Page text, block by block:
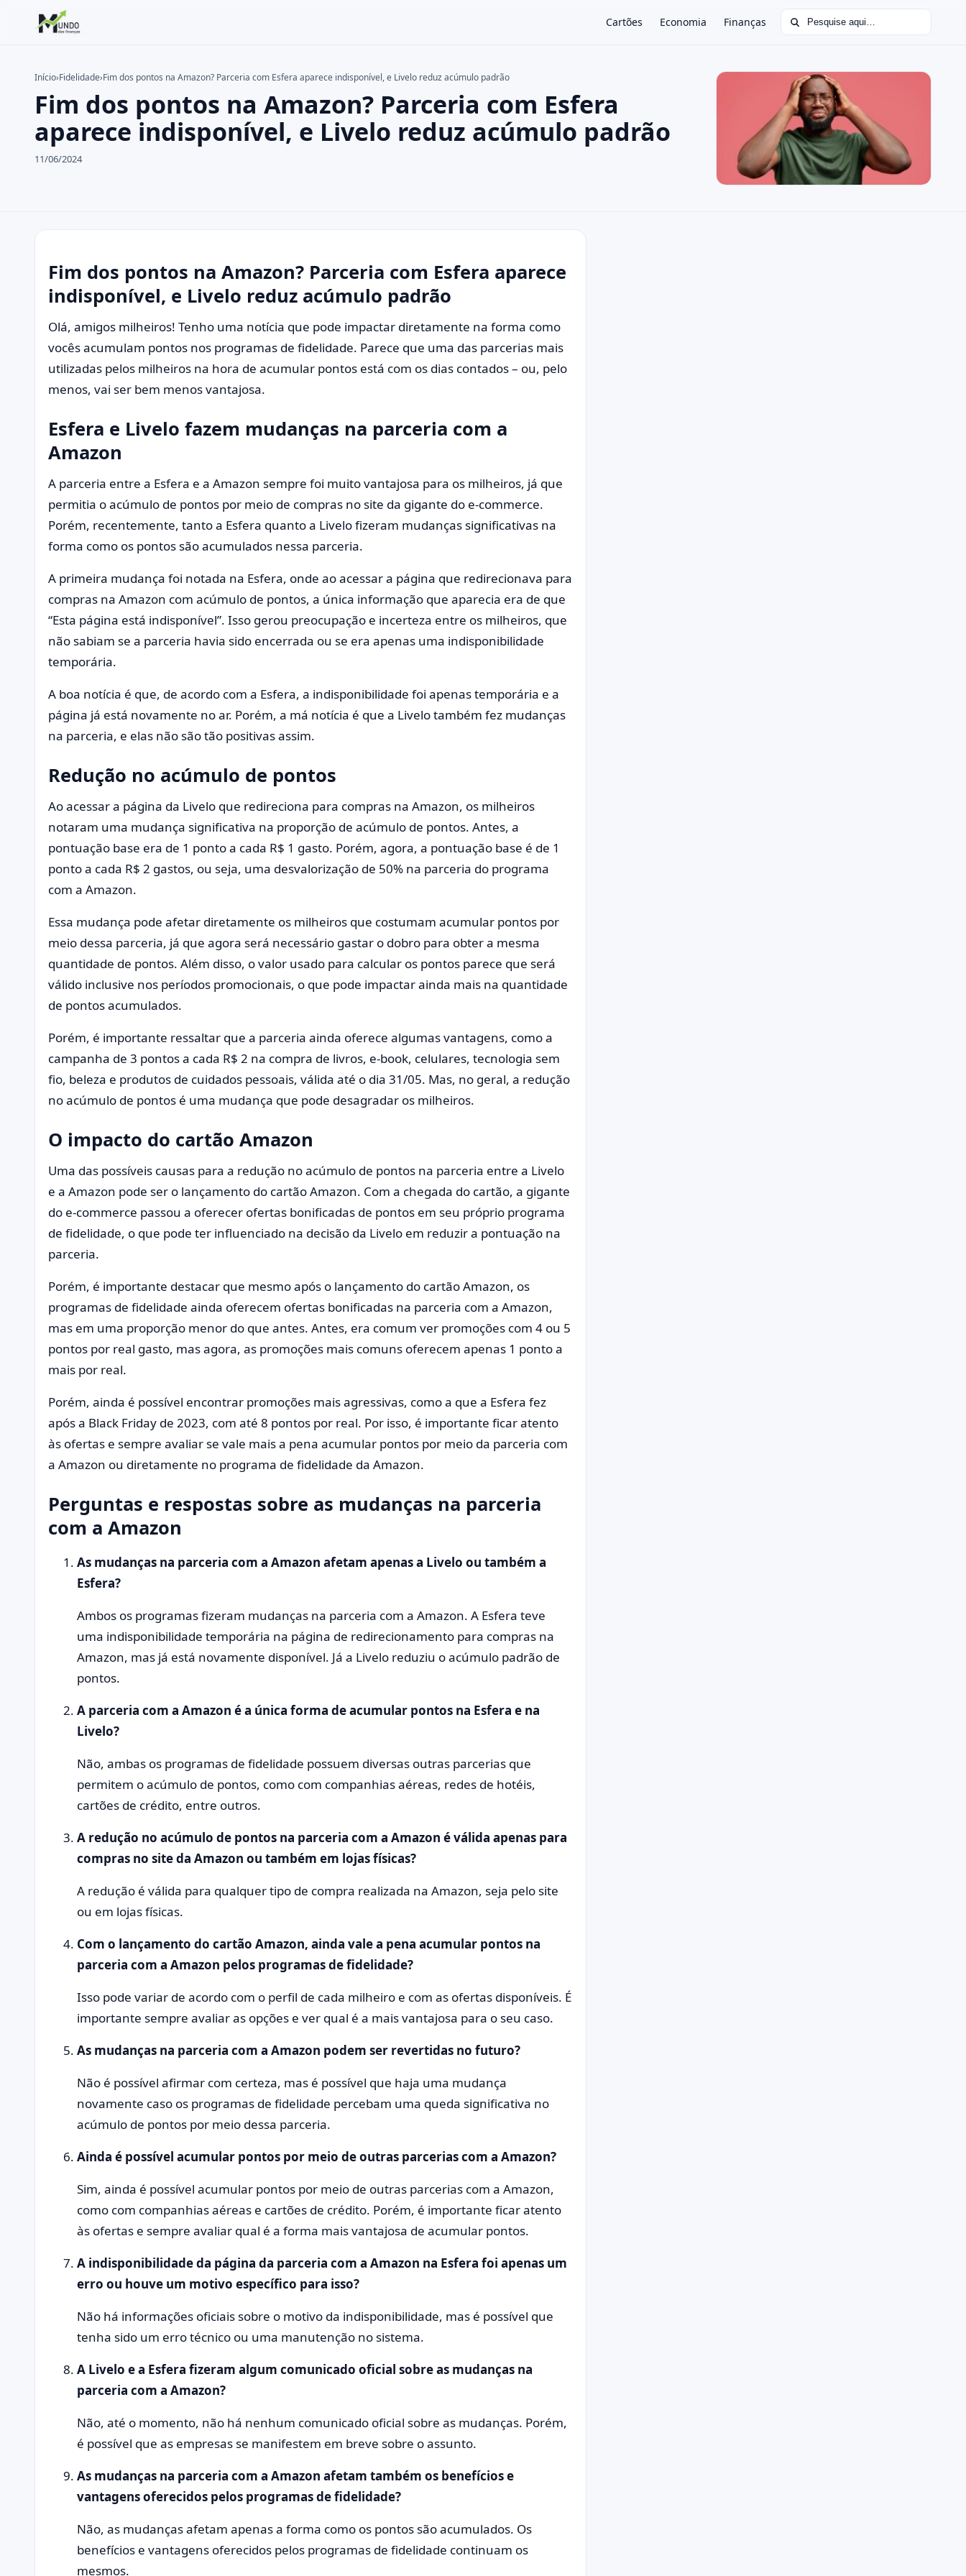
Cartões Economia Finanças Buscar por:
Buscar no site ×
Pressione Enter para buscar ou ESC para fechar.
Início›Fidelidade›Fim dos pontos na Amazon? Parceria com Esfera aparece indisponível, e Livelo reduz acúmulo padrão
Fim dos pontos na Amazon? Parceria com Esfera
aparece indisponível, e Livelo reduz acúmulo padrão
11/06/2024
Fim dos pontos na Amazon? Parceria com Esfera aparece
indisponível, e Livelo reduz acúmulo padrão
Olá, amigos milheiros! Tenho uma notícia que pode impactar diretamente na forma como
vocês acumulam pontos nos programas de fidelidade. Parece que uma das parcerias mais
utilizadas pelos milheiros na hora de acumular pontos está com os dias contados – ou, pelo
menos, vai ser bem menos vantajosa.
Esfera e Livelo fazem mudanças na parceria com a
Amazon
A parceria entre a Esfera e a Amazon sempre foi muito vantajosa para os milheiros, já que
permitia o acúmulo de pontos por meio de compras no site da gigante do e-commerce.
Porém, recentemente, tanto a Esfera quanto a Livelo fizeram mudanças significativas na
forma como os pontos são acumulados nessa parceria.
A primeira mudança foi notada na Esfera, onde ao acessar a página que redirecionava para
compras na Amazon com acúmulo de pontos, a única informação que aparecia era de que
“Esta página está indisponível”. Isso gerou preocupação e incerteza entre os milheiros, que
não sabiam se a parceria havia sido encerrada ou se era apenas uma indisponibilidade
temporária.
A boa notícia é que, de acordo com a Esfera, a indisponibilidade foi apenas temporária e a
página já está novamente no ar. Porém, a má notícia é que a Livelo também fez mudanças
na parceria, e elas não são tão positivas assim.
Redução no acúmulo de pontos
Ao acessar a página da Livelo que redireciona para compras na Amazon, os milheiros
notaram uma mudança significativa na proporção de acúmulo de pontos. Antes, a
pontuação base era de 1 ponto a cada R$ 1 gasto. Porém, agora, a pontuação base é de 1
ponto a cada R$ 2 gastos, ou seja, uma desvalorização de 50% na parceria do programa
com a Amazon.
Essa mudança pode afetar diretamente os milheiros que costumam acumular pontos por
meio dessa parceria, já que agora será necessário gastar o dobro para obter a mesma
quantidade de pontos. Além disso, o valor usado para calcular os pontos parece que será
válido inclusive nos períodos promocionais, o que pode impactar ainda mais na quantidade
de pontos acumulados.
Porém, é importante ressaltar que a parceria ainda oferece algumas vantagens, como a
campanha de 3 pontos a cada R$ 2 na compra de livros, e-book, celulares, tecnologia sem
fio, beleza e produtos de cuidados pessoais, válida até o dia 31/05. Mas, no geral, a redução
no acúmulo de pontos é uma mudança que pode desagradar os milheiros.
O impacto do cartão Amazon
Uma das possíveis causas para a redução no acúmulo de pontos na parceria entre a Livelo
e a Amazon pode ser o lançamento do cartão Amazon. Com a chegada do cartão, a gigante
do e-commerce passou a oferecer ofertas bonificadas de pontos em seu próprio programa
de fidelidade, o que pode ter influenciado na decisão da Livelo em reduzir a pontuação na
parceria.
Porém, é importante destacar que mesmo após o lançamento do cartão Amazon, os
programas de fidelidade ainda oferecem ofertas bonificadas na parceria com a Amazon,
mas em uma proporção menor do que antes. Antes, era comum ver promoções com 4 ou 5
pontos por real gasto, mas agora, as promoções mais comuns oferecem apenas 1 ponto a
mais por real.
Porém, ainda é possível encontrar promoções mais agressivas, como a que a Esfera fez
após a Black Friday de 2023, com até 8 pontos por real. Por isso, é importante ficar atento
às ofertas e sempre avaliar se vale mais a pena acumular pontos por meio da parceria com
a Amazon ou diretamente no programa de fidelidade da Amazon.
Perguntas e respostas sobre as mudanças na parceria
com a Amazon
As mudanças na parceria com a Amazon afetam apenas a Livelo ou também a
Esfera?
Ambos os programas fizeram mudanças na parceria com a Amazon. A Esfera teve
uma indisponibilidade temporária na página de redirecionamento para compras na
Amazon, mas já está novamente disponível. Já a Livelo reduziu o acúmulo padrão de
pontos.
A parceria com a Amazon é a única forma de acumular pontos na Esfera e na
Livelo?
Não, ambas os programas de fidelidade possuem diversas outras parcerias que
permitem o acúmulo de pontos, como com companhias aéreas, redes de hotéis,
cartões de crédito, entre outros.
A redução no acúmulo de pontos na parceria com a Amazon é válida apenas para
compras no site da Amazon ou também em lojas físicas?
A redução é válida para qualquer tipo de compra realizada na Amazon, seja pelo site
ou em lojas físicas.
Com o lançamento do cartão Amazon, ainda vale a pena acumular pontos na
parceria com a Amazon pelos programas de fidelidade?
Isso pode variar de acordo com o perfil de cada milheiro e com as ofertas disponíveis. É
importante sempre avaliar as opções e ver qual é a mais vantajosa para o seu caso.
As mudanças na parceria com a Amazon podem ser revertidas no futuro?
Não é possível afirmar com certeza, mas é possível que haja uma mudança
novamente caso os programas de fidelidade percebam uma queda significativa no
acúmulo de pontos por meio dessa parceria.
Ainda é possível acumular pontos por meio de outras parcerias com a Amazon?
Sim, ainda é possível acumular pontos por meio de outras parcerias com a Amazon,
como com companhias aéreas e cartões de crédito. Porém, é importante ficar atento
às ofertas e sempre avaliar qual é a forma mais vantajosa de acumular pontos.
A indisponibilidade da página da parceria com a Amazon na Esfera foi apenas um
erro ou houve um motivo específico para isso?
Não há informações oficiais sobre o motivo da indisponibilidade, mas é possível que
tenha sido um erro técnico ou uma manutenção no sistema.
A Livelo e a Esfera fizeram algum comunicado oficial sobre as mudanças na
parceria com a Amazon?
Não, até o momento, não há nenhum comunicado oficial sobre as mudanças. Porém,
é possível que as empresas se manifestem em breve sobre o assunto.
As mudanças na parceria com a Amazon afetam também os benefícios e
vantagens oferecidos pelos programas de fidelidade?
Não, as mudanças afetam apenas a forma como os pontos são acumulados. Os
benefícios e vantagens oferecidos pelos programas de fidelidade continuam os
mesmos.